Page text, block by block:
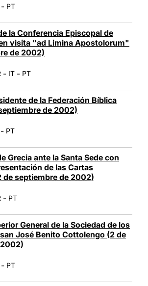
- PT
la Conferencia Episcopal de
visita "ad Limina Apostolorum"
de 2002)
- IT - PT
de la Federación Bíblica
de 2002)
- PT
Grecia ante la Santa Sede con
de las Cartas
de septiembre de 2002)
- PT
General de la Sociedad de los
José Benito Cottolengo (2 de
- PT